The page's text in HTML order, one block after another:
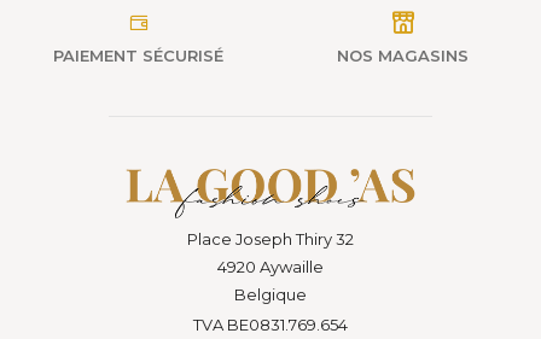
PAIEMENT SÉCURISÉ NOS MAGASINS
Place Joseph Thiry 32
4920 Aywaille
Belgique
TVA BE0831.769.654